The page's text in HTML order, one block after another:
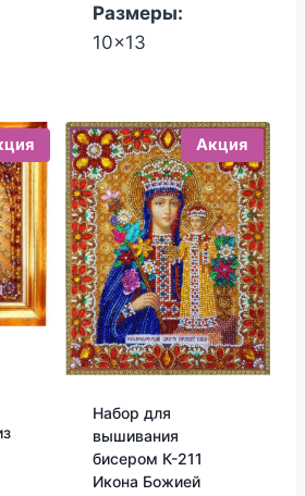
Размеры:
10x13
Акция
Набор для
вышивания
бисером К-211
Икона Божией